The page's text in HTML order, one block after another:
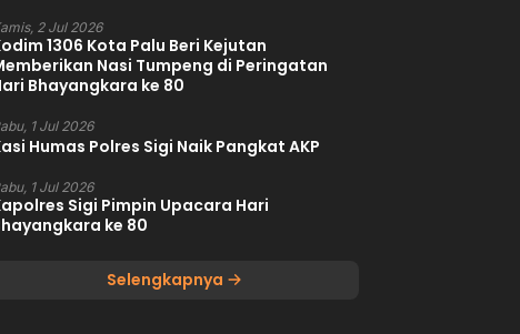
2 Jul 2026
1306 Kota Palu Beri Kejutan
Nasi Tumpeng di Peringatan
Bhayangkara ke 80
1 Jul 2026
Humas Polres Sigi Naik Pangkat AKP
1 Jul 2026
Sigi Pimpin Upacara Hari
ke 80
Selengkapnya